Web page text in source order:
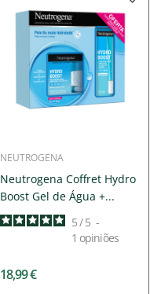
NEUTROGENA
Neutrogena Coffret Hydro
Boost Gel de Água +...
5/ 5 -
1 opiniões
18,99 €